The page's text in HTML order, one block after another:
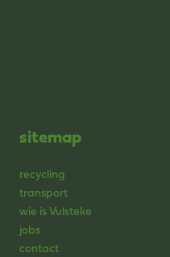
sitemap
recycling
transport
wie is Vulsteke
jobs
contact